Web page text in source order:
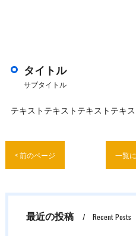
タイトル
サブタイトル
テキストテキストテキストテキス
< 前のページ 一覧
最近の投稿 Recent Posts